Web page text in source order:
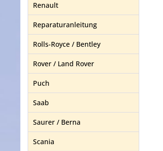
Renault
Reparaturanleitung
Rolls-Royce / Bentley
Rover / Land Rover
Puch
Saab
Saurer / Berna
Scania